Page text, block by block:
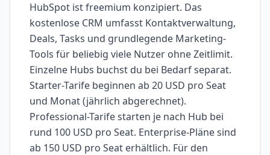
HubSpot ist freemium konzipiert. Das
kostenlose CRM umfasst Kontaktverwaltung,
Deals, Tasks und grundlegende Marketing-
Tools für beliebig viele Nutzer ohne Zeitlimit.
Einzelne Hubs buchst du bei Bedarf separat.
Starter-Tarife beginnen ab 20 USD pro Seat
und Monat (jährlich abgerechnet).
Professional-Tarife starten je nach Hub bei
rund 100 USD pro Seat. Enterprise-Pläne sind
ab 150 USD pro Seat erhältlich. Für den